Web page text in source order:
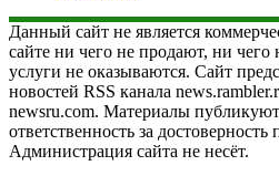
Данный сайт не является
сайте ни чего не продают, ни
услуги не оказываются. Сайт
новостей RSS канала
newsru.com. Материалы
ответственность за
Администрация сайта не несёт.